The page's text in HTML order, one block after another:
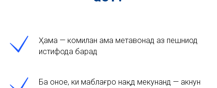
Ҳама — комилан ҳама метавонад аз пешниҳод
истифода барад
Ба онҳое, ки маблағро нақд мекунанд — акнун